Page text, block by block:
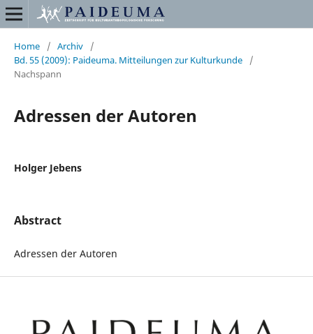
Home / Archiv
/
Bd. 55 (2009): Paideuma. Mitteilungen zur Kulturkunde
/
Nachspann
Adressen der Autoren
Holger Jebens
Abstract
Adressen der Autoren